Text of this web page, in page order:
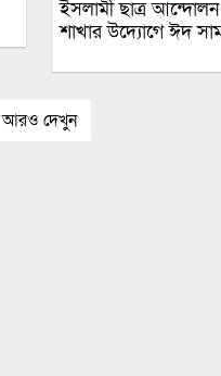
ইসলামী ছাত্র
শাখার উদ্যোগে ঈদ
আরও দেখুন